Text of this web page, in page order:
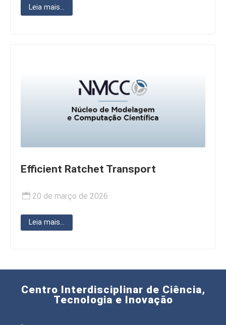
Leia mais...
Efficient Ratchet Transport
20 de março de 2026
Leia mais...
Centro Interdisciplinar de Ciência,
Tecnologia e Inovação